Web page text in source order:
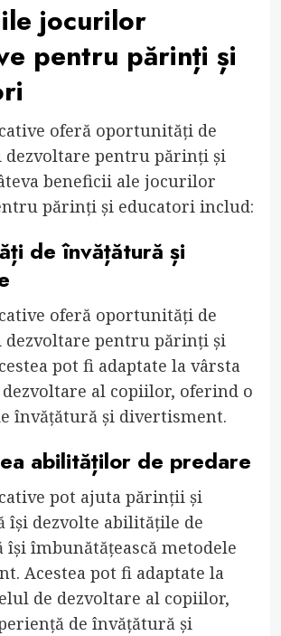
jocurilor
pentru părinți și
oferă oportunități de
dezvoltare pentru părinți și
beneficii ale jocurilor
părinți și educatori includ:
de învățătură și
oferă oportunități de
dezvoltare pentru părinți și
pot fi adaptate la vârsta
al copiilor, oferind o
învățătură și divertisment.
abilităților de predare
pot ajuta părinții și
își dezvolte abilitățile de
își îmbunătățească metodele
Acestea pot fi adaptate la
de dezvoltare al copiilor,
de învățătură și